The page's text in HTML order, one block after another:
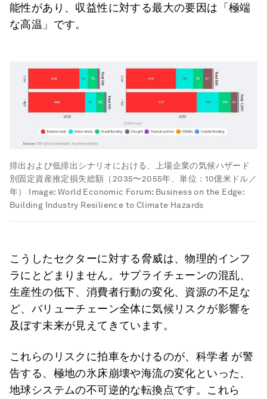
能性があり、収益性に対する最大の要因は「極端
な高温」です。
排出および低排出シナリオにおける、上場企業の気候ハザード
別固定資産推定損失総額（2035〜2055年、単位：10億米ドル／
年）
Image:World Economic Forum: Business on the Edge:
Building Industry Resilience to Climate Hazards
こうしたセクターに対する脅威は、物理的インフ
ラにとどまりません。サプライチェーンの混乱、
生産性の低下、消費者行動の変化、資源の不足な
ど、バリューチェーン全体に気候リスクが影響を
及ぼす未来が見えてきています。
これらのリスクに拍車をかけるのが、科学者 が警
告する、極地の氷床崩壊や海流の変化といった、
地球システムの不可逆的な転換点です。これら